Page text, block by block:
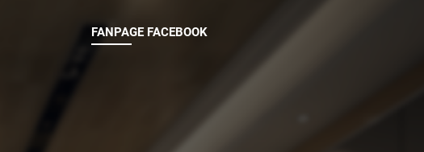
kết hợp hoàn hảo giữa độ bền cơ học
FANPAGE FACEBOOK